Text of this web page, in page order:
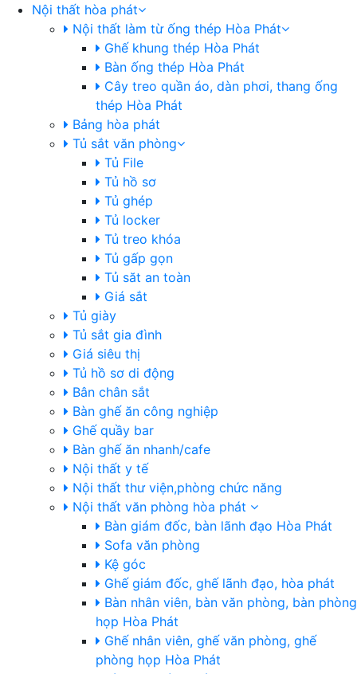
Nội thất hòa phát
Nội thất làm từ ống thép Hòa Phát
Ghế khung thép Hòa Phát
Bàn ống thép Hòa Phát
Cây treo quần áo, dàn phơi, thang ống
thép Hòa Phát
Bảng hòa phát
Tủ sắt văn phòng
Tủ File
Tủ hồ sơ
Tủ ghép
Tủ locker
Tủ treo khóa
Tủ gấp gọn
Tủ săt an toàn
Giá sắt
Tủ giày
Tủ sắt gia đình
Giá siêu thị
Tủ hồ sơ di động
Bân chân sắt
Bàn ghế ăn công nghiệp
Ghế quầy bar
Bàn ghế ăn nhanh/cafe
Nội thất y tế
Nội thất thư viện,phòng chức năng
Nội thất văn phòng hòa phát
Bàn giám đốc, bàn lãnh đạo Hòa Phát
Sofa văn phòng
Kệ góc
Ghế giám đốc, ghế lãnh đạo, hòa phát
Bàn nhân viên, bàn văn phòng, bàn phòng
họp Hòa Phát
Ghế nhân viên, ghế văn phòng, ghế
phòng họp Hòa Phát